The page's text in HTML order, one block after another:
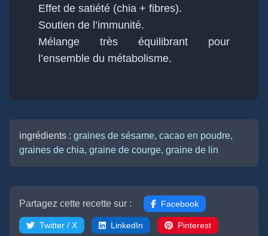
Effet de satiété (chia + fibres).
Soutien de l’immunité.
Mélange très équilibrant pour
l’ensemble du métabolisme.
ingrédients : graines de sésame, cacao en poudre,
graines de chia, graine de courge, graine de lin
Partagez cette recette sur : Facebook
Twitter / X LinkedIn Pinterest